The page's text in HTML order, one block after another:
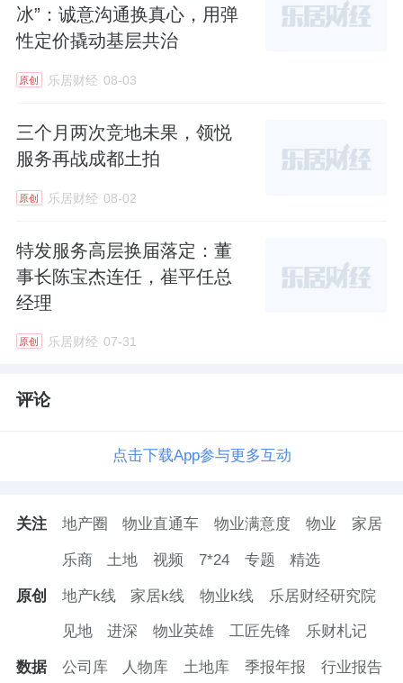
冰”：诚意沟通换真心，用弹
性定价撬动基层共治
原创 乐居财经 08-03
三个月两次竞地未果，领悦
服务再战成都土拍
原创 乐居财经 08-02
特发服务高层换届落定：董
事长陈宝杰连任，崔平任总
经理
原创 乐居财经 07-31
评论
点击下载App参与更多互动
关注 地产圈 物业直通车 物业满意度 物业 家居
乐商 土地 视频 7*24 专题 精选
原创 地产k线 家居k线 物业k线 乐居财经研究院
见地 进深 物业英雄 工匠先锋 乐财札记
数据 公司库 人物库 土地库 季报年报 行业报告